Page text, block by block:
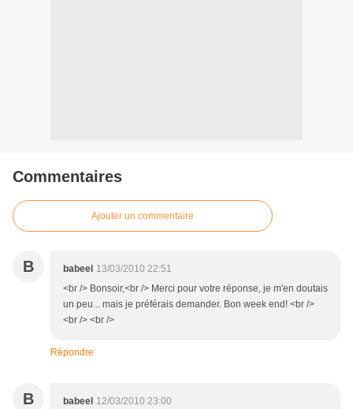
Commentaires
Ajouter un commentaire
B babeel 13/03/2010 22:51
<br /> Bonsoir,<br /> Merci pour votre réponse, je m'en doutais
un peu... mais je préférais demander. Bon week end! <br />
<br /> <br />
Répondre
B babeel 12/03/2010 23:00